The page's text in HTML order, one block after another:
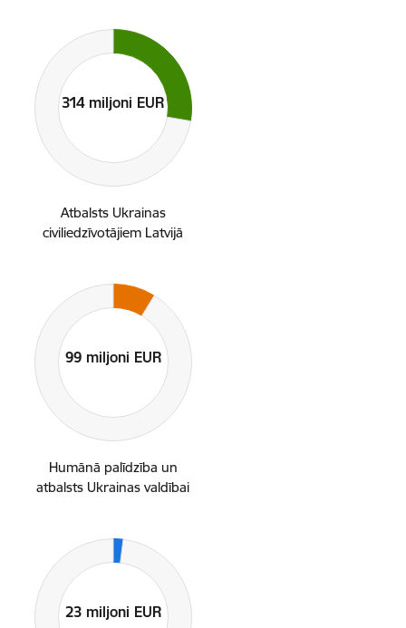
Atbalsts Ukrainas
civiliedzīvotājiem Latvijā
Humānā palīdzība un
atbalsts Ukrainas valdībai